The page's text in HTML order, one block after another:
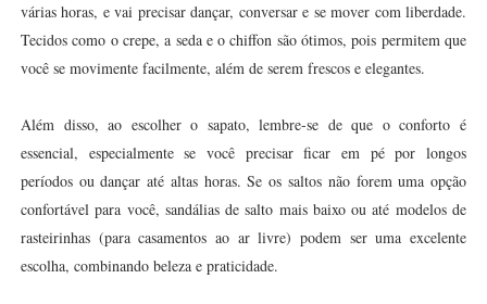
várias horas, e vai precisar dançar, conversar e se mover com liberdade.
Tecidos como o crepe, a seda e o chiffon são ótimos, pois permitem que
você se movimente facilmente, além de serem frescos e elegantes.
Além disso, ao escolher o sapato, lembre-se de que o conforto é
essencial, especialmente se você precisar ficar em pé por longos
períodos ou dançar até altas horas. Se os saltos não forem uma opção
confortável para você, sandálias de salto mais baixo ou até modelos de
rasteirinhas (para casamentos ao ar livre) podem ser uma excelente
escolha, combinando beleza e praticidade.